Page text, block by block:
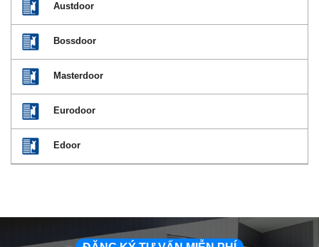
Austdoor
Bossdoor
Masterdoor
Eurodoor
Edoor